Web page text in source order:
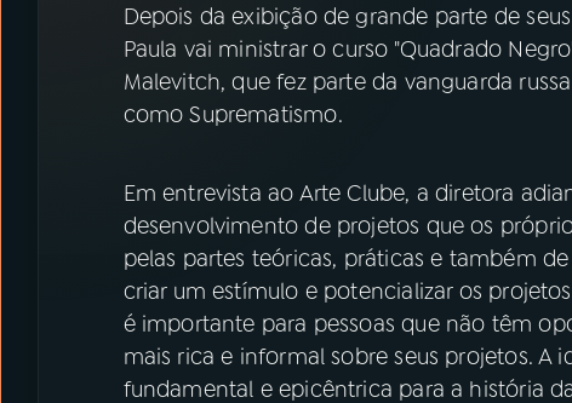
PRÊMIO RÁDIO MEC
ACOMPANHE A RÁDIO MEC
Instagram X
Depois da exibição de grande parte de
Paula vai ministrar o curso "Quadrado
Malevitch, que fez parte da vanguarda
como Suprematismo.
Em entrevista ao Arte Clube, a diretora
desenvolvimento de projetos que os
pelas partes teóricas, práticas e também
criar um estímulo e potencializar os
é importante para pessoas que não têm
mais rica e informal sobre seus projetos. A
fundamental e epicêntrica para a história